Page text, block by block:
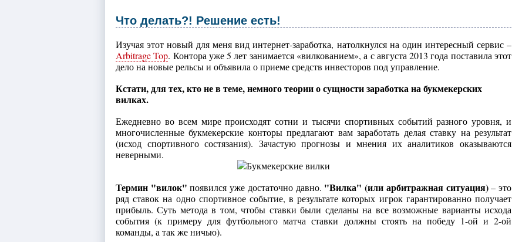
Что делать?! Решение есть!
Изучая этот новый для меня вид интернет-заработка, натолкнулся на один интересный сервис –
Arbitrage Top. Контора уже 5 лет занимается «вилкованием», а с августа 2013 года поставила этот
дело на новые рельсы и объявила о приеме средств инвесторов под управление.
Кстати, для тех, кто не в теме, немного теории о сущности заработка на букмекерских
вилках.
Ежедневно во всем мире происходят сотни и тысячи спортивных событий разного уровня, и
многочисленные букмекерские конторы предлагают вам заработать делая ставку на результат
(исход спортивного состязания). Зачастую прогнозы и мнения их аналитиков оказываются
неверными.
Термин "вилок" появился уже достаточно давно. "Вилка" (или арбитражная ситуация)– это
ряд ставок на одно спортивное событие, в результате которых игрок гарантированно получает
прибыль. Суть метода в том, чтобы ставки были сделаны на все возможные варианты исхода
события (к примеру для футбольного матча ставки должны стоять на победу 1-ой и 2-ой
команды, а так же ничью).